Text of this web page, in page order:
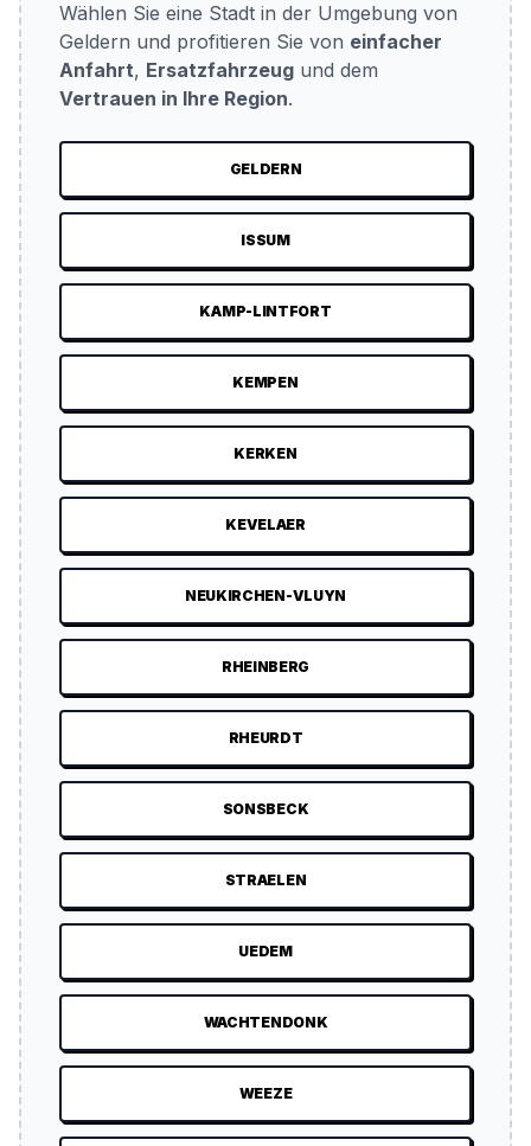
Wählen Sie eine Stadt in der Umgebung von
Geldern und profitieren Sie von einfacher
Anfahrt, Ersatzfahrzeug und dem
Vertrauen in Ihre Region.
GELDERN
ISSUM
KAMP-LINTFORT
KEMPEN
KERKEN
KEVELAER
NEUKIRCHEN-VLUYN
RHEINBERG
RHEURDT
SONSBECK
STRAELEN
UEDEM
WACHTENDONK
WEEZE